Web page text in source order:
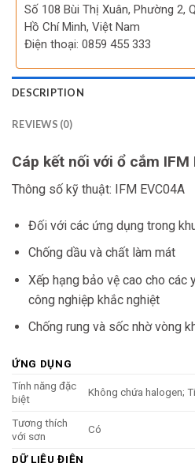
Số 108 Bùi Thị Xuân, Phường 2,
Hồ Chí Minh, Việt Nam
Điện thoại: 0859 455 333
DESCRIPTION
REVIEWS (0)
Cáp kết nối với ổ cắm IFM
Thông số kỹ thuật: IFM EVC04A
Đối với các ứng dụng trong
Chống dầu và chất làm mát
Xếp hạng bảo vệ cao cho các
công nghiệp khắc nghiệt
Chống rung và sốc nhờ vòng
ỨNG DỤNG
Tính năng đặc
biệt
Không chứa halogen;
Tương thích
với sơn
Có
DỮ LIỆU ĐIỆN